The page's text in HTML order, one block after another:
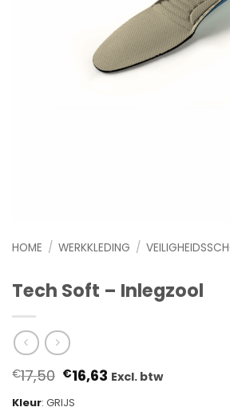
HOME / WERKKLEDING /
Tech Soft – Inlegzool
€17,50 Oorspronkelijke
prijs
was:
€16,63 Huidige
Excl. btw
Kleur: GRIJS